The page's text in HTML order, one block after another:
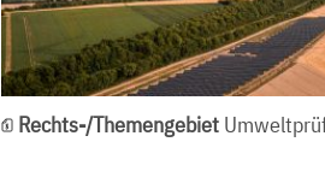
Rechts-/Themengebiet